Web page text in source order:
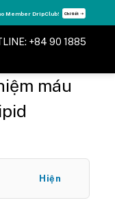
Member DripClub! Chi tiết ➝
+84 90 1885
máu
Hiện